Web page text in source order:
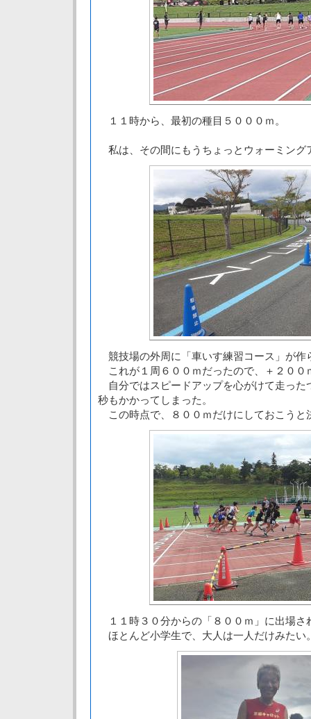
１１時から、最初の種目５０００ｍ。
私は、その間にもうちょっとウォーミング
競技場の外周に「車いす練習コース」が作
これが１周６００ｍだったので、＋２００
自分ではスピードアップを心がけて走った
秒もかかってしまった。
この時点で、８００ｍだけにしておこうと
１１時３０分からの「８００ｍ」に出場さ
ほとんど小学生で、大人は一人だけみたい